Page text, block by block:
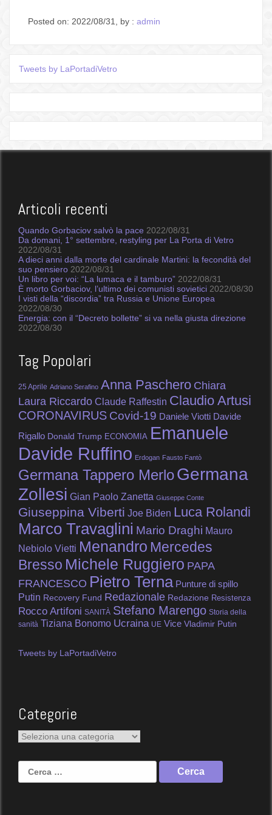
Posted on: 2022/08/31, by : admin
Tweets by LaPortadiVetro
Articoli recenti
Quando Gorbaciov salvò la pace 2022/08/31
Da domani, 1° settembre, restyling per La Porta di Vetro
2022/08/31
A dieci anni dalla morte del cardinale Martini: la fecondità del
suo pensiero 2022/08/31
Un libro per voi: “La lumaca e il tamburo” 2022/08/31
È morto Gorbaciov, l’ultimo dei comunisti sovietici 2022/08/30
I visti della “discordia” tra Russia e Unione Europea
2022/08/30
Energia: con il “Decreto bollette” si va nella giusta direzione
2022/08/30
Tag Popolari
25 Aprile Adriano Serafino Anna Paschero Chiara
Laura Riccardo Claude Raffestin Claudio Artusi
CORONAVIRUS Covid-19 Daniele Viotti Davide
Rigallo Donald Trump ECONOMIA Emanuele
Davide Ruffino Erdogan Fausto Fantò
Germana Tappero MerloGermana
Zollesi Gian Paolo Zanetta Giuseppe Conte
Giuseppina Viberti Joe Biden Luca Rolandi
Marco Travaglini Mario Draghi Mauro
Nebiolo Vietti Menandro Mercedes
Bresso Michele Ruggiero PAPA
FRANCESCO Pietro Terna Punture di spillo
Putin Recovery Fund Redazionale Redazione Resistenza
Rocco Artifoni SANITÀ Stefano Marengo Storia della
sanità Tiziana Bonomo Ucraina UE Vice Vladimir Putin
Tweets by LaPortadiVetro
Categorie
Categorie
Ricerca
per: